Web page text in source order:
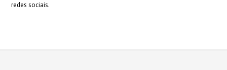
redes sociais.